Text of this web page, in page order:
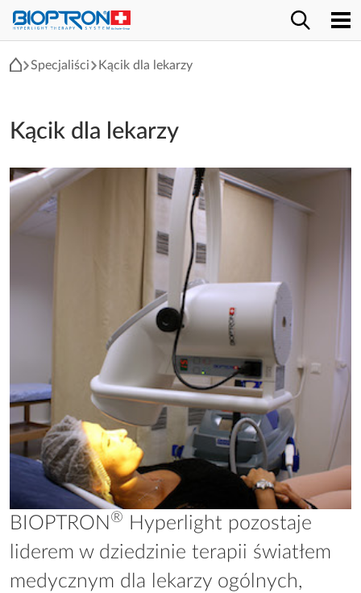
Specjaliści Kącik dla lekarzy
Kącik dla lekarzy
BIOPTRON ®
Hyperlight pozostaje
liderem w dziedzinie terapii światłem
medycznym dla lekarzy ogólnych,